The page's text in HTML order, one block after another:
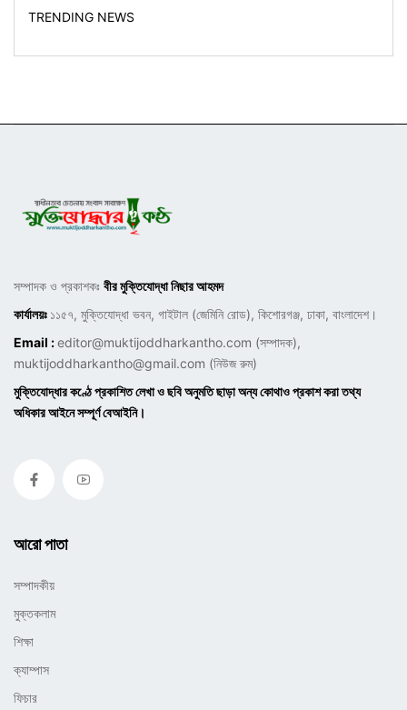
TRENDING NEWS
সম্পাদক ও প্রকাশকঃ বীর মুক্তিযোদ্ধা নিছার আহমদ
কার্যালয়ঃ ১১৫৭, মুক্তিযোদ্ধা ভবন, গাইটাল (জেমিনি রোড), কিশোরগঞ্জ, ঢাকা, বাংলাদেশ।
Email :editor@muktijoddharkantho.com (সম্পাদক),
muktijoddharkantho@gmail.com (নিউজ রুম)
মুক্তিযোদ্ধার কণ্ঠে প্রকাশিত লেখা ও ছবি অনুমতি ছাড়া অন্য কোথাও প্রকাশ করা তথ্য
অধিকার আইনে সম্পূর্ণ বেআইনি।
আরো পাতা
সম্পাদকীয়
মুক্তকলাম
শিক্ষা
ক্যাম্পাস
ফিচার